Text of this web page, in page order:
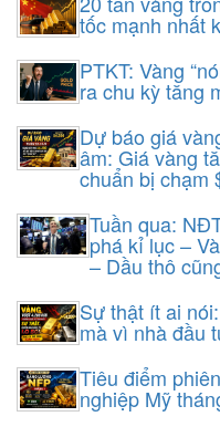
tốc mạnh nhất
PTKT: Vàng
ra chu kỳ tăng
Dự báo giá
âm: Giá vàng
chuẩn bị chạm
Tuần qua:
phá kỉ lục –
– Dầu thô
Sự thật ít ai
mà vì nhà đầu
Tiêu điểm
nghiệp Mỹ